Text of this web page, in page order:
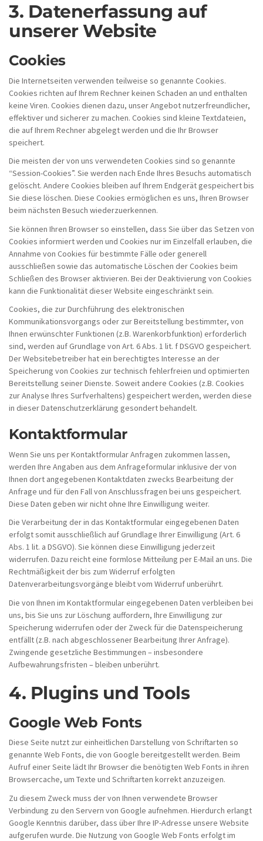
3. Datenerfassung auf
unserer Website
Cookies
Die Internetseiten verwenden teilweise so genannte Cookies.
Cookies richten auf Ihrem Rechner keinen Schaden an und enthalten
keine Viren. Cookies dienen dazu, unser Angebot nutzerfreundlicher,
effektiver und sicherer zu machen. Cookies sind kleine Textdateien,
die auf Ihrem Rechner abgelegt werden und die Ihr Browser
speichert.
Die meisten der von uns verwendeten Cookies sind so genannte
“Session-Cookies”. Sie werden nach Ende Ihres Besuchs automatisch
gelöscht. Andere Cookies bleiben auf Ihrem Endgerät gespeichert bis
Sie diese löschen. Diese Cookies ermöglichen es uns, Ihren Browser
beim nächsten Besuch wiederzuerkennen.
Sie können Ihren Browser so einstellen, dass Sie über das Setzen von
Cookies informiert werden und Cookies nur im Einzelfall erlauben, die
Annahme von Cookies für bestimmte Fälle oder generell
ausschließen sowie das automatische Löschen der Cookies beim
Schließen des Browser aktivieren. Bei der Deaktivierung von Cookies
kann die Funktionalität dieser Website eingeschränkt sein.
Cookies, die zur Durchführung des elektronischen
Kommunikationsvorgangs oder zur Bereitstellung bestimmter, von
Ihnen erwünschter Funktionen (z.B. Warenkorbfunktion) erforderlich
sind, werden auf Grundlage von Art. 6 Abs. 1 lit. f DSGVO gespeichert.
Der Websitebetreiber hat ein berechtigtes Interesse an der
Speicherung von Cookies zur technisch fehlerfreien und optimierten
Bereitstellung seiner Dienste. Soweit andere Cookies (z.B. Cookies
zur Analyse Ihres Surfverhaltens) gespeichert werden, werden diese
in dieser Datenschutzerklärung gesondert behandelt.
Kontaktformular
Wenn Sie uns per Kontaktformular Anfragen zukommen lassen,
werden Ihre Angaben aus dem Anfrageformular inklusive der von
Ihnen dort angegebenen Kontaktdaten zwecks Bearbeitung der
Anfrage und für den Fall von Anschlussfragen bei uns gespeichert.
Diese Daten geben wir nicht ohne Ihre Einwilligung weiter.
Die Verarbeitung der in das Kontaktformular eingegebenen Daten
erfolgt somit ausschließlich auf Grundlage Ihrer Einwilligung (Art. 6
Abs. 1 lit. a DSGVO). Sie können diese Einwilligung jederzeit
widerrufen. Dazu reicht eine formlose Mitteilung per E-Mail an uns. Die
Rechtmäßigkeit der bis zum Widerruf erfolgten
Datenverarbeitungsvorgänge bleibt vom Widerruf unberührt.
Die von Ihnen im Kontaktformular eingegebenen Daten verbleiben bei
uns, bis Sie uns zur Löschung auffordern, Ihre Einwilligung zur
Speicherung widerrufen oder der Zweck für die Datenspeicherung
entfällt (z.B. nach abgeschlossener Bearbeitung Ihrer Anfrage).
Zwingende gesetzliche Bestimmungen – insbesondere
Aufbewahrungsfristen – bleiben unberührt.
4. Plugins und Tools
Google Web Fonts
Diese Seite nutzt zur einheitlichen Darstellung von Schriftarten so
genannte Web Fonts, die von Google bereitgestellt werden. Beim
Aufruf einer Seite lädt Ihr Browser die benötigten Web Fonts in ihren
Browsercache, um Texte und Schriftarten korrekt anzuzeigen.
Zu diesem Zweck muss der von Ihnen verwendete Browser
Verbindung zu den Servern von Google aufnehmen. Hierdurch erlangt
Google Kenntnis darüber, dass über Ihre IP-Adresse unsere Website
aufgerufen wurde. Die Nutzung von Google Web Fonts erfolgt im